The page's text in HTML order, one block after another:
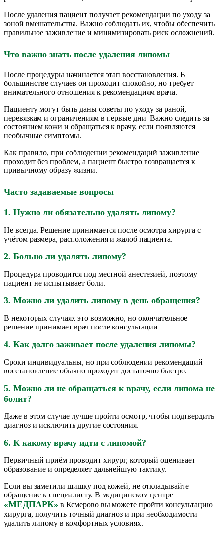
После удаления пациент получает рекомендации по уходу за
зоной вмешательства. Важно соблюдать их, чтобы обеспечить
правильное заживление и минимизировать риск осложнений.
Что важно знать после удаления липомы
После процедуры начинается этап восстановления. В
большинстве случаев он проходит спокойно, но требует
внимательного отношения к рекомендациям врача.
Пациенту могут быть даны советы по уходу за раной,
перевязкам и ограничениям в первые дни. Важно следить за
состоянием кожи и обращаться к врачу, если появляются
необычные симптомы.
Как правило, при соблюдении рекомендаций заживление
проходит без проблем, а пациент быстро возвращается к
привычному образу жизни.
Часто задаваемые вопросы
1. Нужно ли обязательно удалять липому?
Не всегда. Решение принимается после осмотра хирурга с
учётом размера, расположения и жалоб пациента.
2. Больно ли удалять липому?
Процедура проводится под местной анестезией, поэтому
пациент не испытывает боли.
3. Можно ли удалить липому в день обращения?
В некоторых случаях это возможно, но окончательное
решение принимает врач после консультации.
4. Как долго заживает после удаления липомы?
Сроки индивидуальны, но при соблюдении рекомендаций
восстановление обычно проходит достаточно быстро.
5. Можно ли не обращаться к врачу, если липома не
болит?
Даже в этом случае лучше пройти осмотр, чтобы подтвердить
диагноз и исключить другие состояния.
6. К какому врачу идти с липомой?
Первичный приём проводит хирург, который оценивает
образование и определяет дальнейшую тактику.
Если вы заметили шишку под кожей, не откладывайте
обращение к специалисту. В медицинском центре
«МЕДПАРК» в Кемерово вы можете пройти консультацию
хирурга, получить точный диагноз и при необходимости
удалить липому в комфортных условиях.